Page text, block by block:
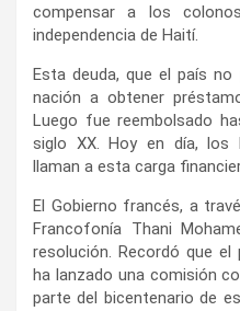
compensar a los
independencia de Haití.
Esta deuda, que el país
nación a obtener
Luego fue reembolsado
siglo XX. Hoy en día, los
llaman a esta carga
El Gobierno francés, a
Francofonía Thani
resolución. Recordó que el
ha lanzado una comisión
parte del bicentenario de